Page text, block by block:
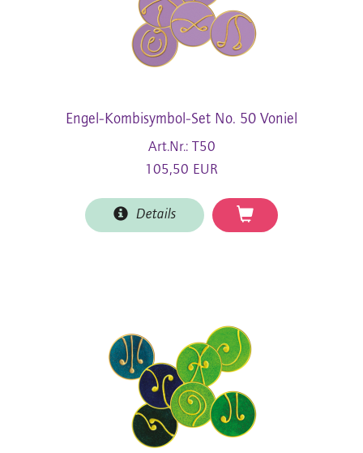
Engel-Kombisymbol-Set No. 50 Voniel
Art.Nr.: T50
105,50 EUR
Details